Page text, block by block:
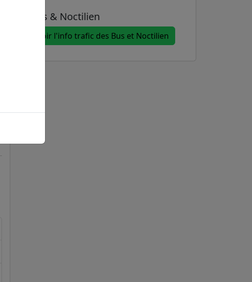
Bus & Noctilien
Voir l'info trafic des Bus et Noctilien